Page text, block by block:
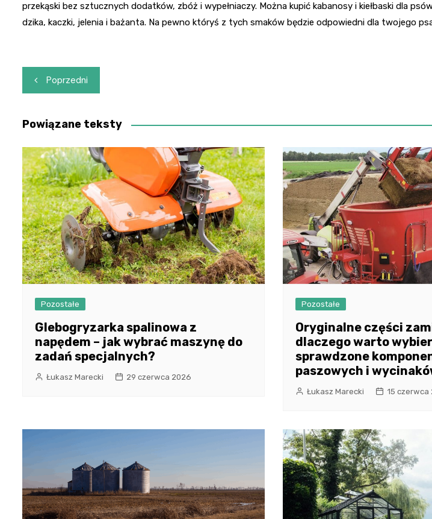
przekąski bez sztucznych dodatków, zbóż i wypełniaczy. Można kupić kabanosy i kiełbaski dla
dzika, kaczki, jelenia i bażanta. Na pewno któryś z tych smaków będzie odpowiedni dla twojego
Nawigacja
wpisu
Poprzedni
Powiązane teksty
Pozostałe
Glebogryzarka spalinowa z
napędem – jak wybrać maszynę do
zadań specjalnych?
Łukasz Marecki 29 czerwca 2026
Pozostałe
Oryginalne części
dlaczego warto
sprawdzone
paszowych i
Łukasz Marecki 15 czerwca